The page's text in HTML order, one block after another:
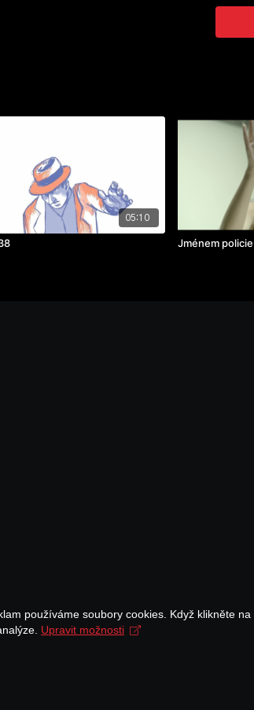
ročník:
rok
05:10
Jménem
používáme soubory cookies. Když klikněte na
Upravit možnosti